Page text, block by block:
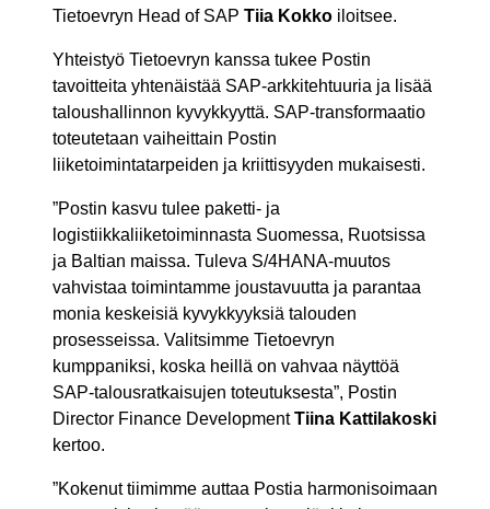
Tietoevryn Head of SAP Tiia Kokko iloitsee.
Yhteistyö Tietoevryn kanssa tukee Postin
tavoitteita yhtenäistää SAP-arkkitehtuuria ja lisää
taloushallinnon kyvykkyyttä. SAP-transformaatio
toteutetaan vaiheittain Postin
liiketoimintatarpeiden ja kriittisyyden mukaisesti.
”Postin kasvu tulee paketti- ja
logistiikkaliiketoiminnasta Suomessa, Ruotsissa
ja Baltian maissa. Tuleva S/4HANA-muutos
vahvistaa toimintamme joustavuutta ja parantaa
monia keskeisiä kyvykkyyksiä talouden
prosesseissa. Valitsimme Tietoevryn
kumppaniksi, koska heillä on vahvaa näyttöä
SAP-talousratkaisujen toteutuksesta”, Postin
Director Finance DevelopmentTiina Kattilakoski
kertoo.
”Kokenut tiimimme auttaa Postia harmonisoimaan